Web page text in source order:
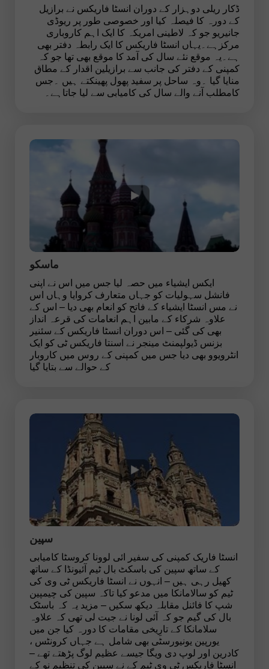
ڈکار ریلی دوہزار کے دوران انسٹا فاریکس نے برازیل
کے دورہ کا فیصلہ کیا اور خصوصی طور پر ریوڈی
جانیریو جو کہ لاطینی امریکہ کا ایک اہم کاروباری
مرکزہے۔یہاں انسٹا فاریکس کا ایک رابطہ دفتر بھی
ہے۔یہ موقع نئے سال کی آمد کا موقع بھی تھا جو کہ
کمپنی کے دفتر کی جانب سے برازیلین اقدار کے مطاق
منایا گیا ۔وہ ساحل پر سفید پھول پھینکتے ہیں ۔جس
کامطلب آنے والے سال کی کامیابی سے لیا جاتاہے۔
ماسکو
ایکس ایشیاء میں حصہ لیا جس میں اس نے اپنی
فانشل سہولیات کو جہاں متعارف کروایا وہاں اس
نے مس انسٹا ایشیاء کے فاتح کو انعام بھی دیا – اس کے
علاوہ شرکاء کے مابین اہم انعامات کی قرعہ انداز
بھی کی گئی – اس دوران انسٹا فاریکس کے سئنیر
بزنس ڈیولپمنٹ مینجر نے اسنتا فاریکس ٹی کو ایک
انٹرویوو بھی دیا جس میں کمپنی کے روس میں کاروبار
کے حوالے سے بتایا گیا
سپین
انسٹا فاریک کمپنی کی سفیر ائی لوونا کروسٹا کامیابی
کے ساتھ سپین کی باسکٹ بال ٹیم آئیونڈا کے ساتھ
کھیل رہی ہیں – انہوں نے انسٹا فاریکس ٹی وی کی
ٹیم کو سالامانکا میں مدعو کیا تاکہ سپین کی چیمپین
شپ کا فائنل مقابلہ دیکھ سکیں – مزید یہ کہ باسٹک
بال کی گیم جو کہ آئی لونا نے جیت لی تھی کہ علاوہ
سلامانکا کے تارِیخی مقامات کا دورہ کیا جن میں
یورپین یونیورسٹی بھی شامل ہے جہاں کرونٹس ،
کادرین اور لوپ دی ویگا جیسے عظیم لوگ پڑھتے تھے –
انسٹا فاریکس ٹی وی ٹیم کے نے سپین کی تنظیم نو کے